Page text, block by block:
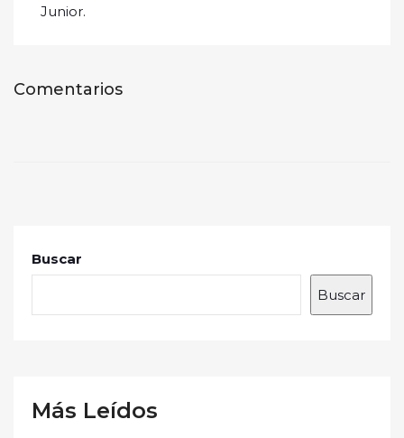
Junior.
Comentarios
Buscar
Buscar
Más Leídos